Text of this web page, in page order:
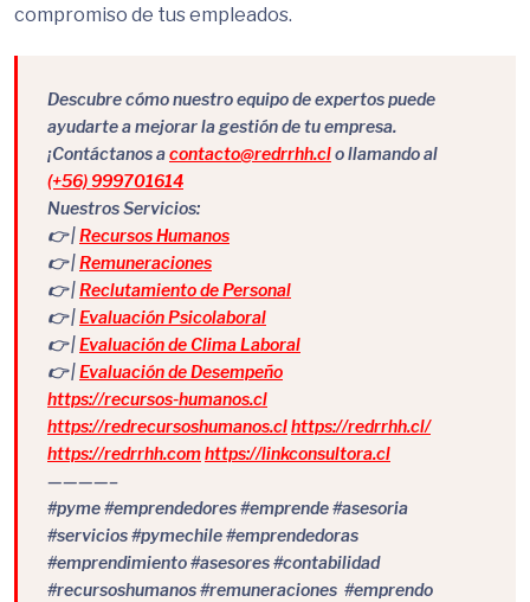
compromiso de tus empleados.
Descubre cómo nuestro equipo de expertos puede
ayudarte a mejorar la gestión de tu empresa.
¡Contáctanos acontacto@redrrhh.clo llamando al
(+56) 999701614
Nuestros Servicios:
👉 |Recursos Humanos
👉 |Remuneraciones
👉 |Reclutamiento de Personal
👉 |Evaluación Psicolaboral
👉 |Evaluación de Clima Laboral
👉 |Evaluación de Desempeño
https://recursos-humanos.cl
https://redrecursoshumanos.clhttps://redrrhh.cl/
https://redrrhh.comhttps://linkconsultora.cl
————–
#pyme #emprendedores #emprende #asesoria
#servicios #pymechile #emprendedoras
#emprendimiento #asesores #contabilidad
#recursoshumanos #remuneraciones #emprendo